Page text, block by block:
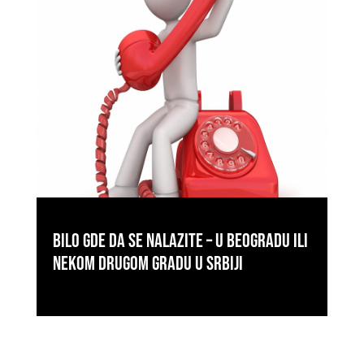
bilo gde da se nalazite – u Beogradu ili
nekom drugom gradu u Srbiji